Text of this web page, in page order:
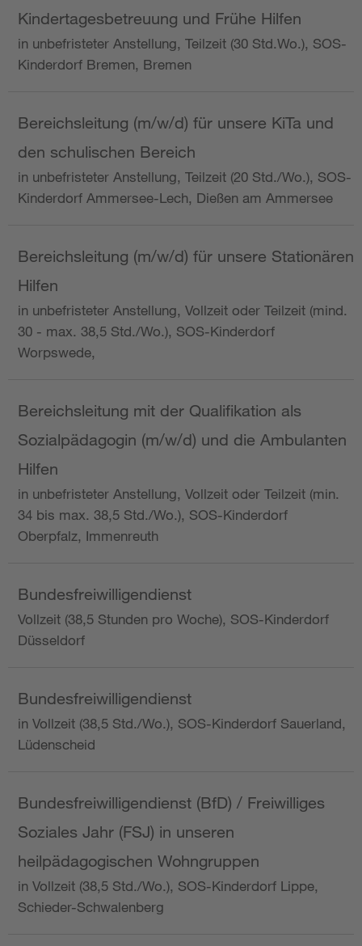
Kindertagesbetreuung und Frühe Hilfen
in unbefristeter Anstellung, Teilzeit (30 Std.Wo.), SOS-
Kinderdorf Bremen, Bremen
Bereichsleitung (m/w/d) für unsere KiTa und
den schulischen Bereich
in unbefristeter Anstellung, Teilzeit (20 Std./Wo.), SOS-
Kinderdorf Ammersee-Lech, Dießen am Ammersee
Bereichsleitung (m/w/d) für unsere Stationären
Hilfen
in unbefristeter Anstellung, Vollzeit oder Teilzeit (mind.
30 - max. 38,5 Std./Wo.), SOS-Kinderdorf
Worpswede,
Bereichsleitung mit der Qualifikation als
Sozialpädagogin (m/w/d) und die Ambulanten
Hilfen
in unbefristeter Anstellung, Vollzeit oder Teilzeit (min.
34 bis max. 38,5 Std./Wo.), SOS-Kinderdorf
Oberpfalz, Immenreuth
Bundesfreiwilligendienst
Vollzeit (38,5 Stunden pro Woche), SOS-Kinderdorf
Düsseldorf
Bundesfreiwilligendienst
in Vollzeit (38,5 Std./Wo.), SOS-Kinderdorf Sauerland,
Lüdenscheid
Bundesfreiwilligendienst (BfD) / Freiwilliges
Soziales Jahr (FSJ) in unseren
heilpädagogischen Wohngruppen
in Vollzeit (38,5 Std./Wo.), SOS-Kinderdorf Lippe,
Schieder-Schwalenberg